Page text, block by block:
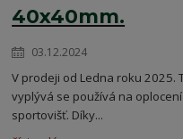
40x40mm.
03.12.2024
V prodeji od Ledna roku 2025.
vyplývá se používá na
sportovišť. Díky...